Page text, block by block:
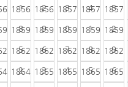
1 2 3 4 5
1856
8
1856
9
1857
0
1857
1
1857
2
1859
5
1859
6
1859
7
1859
8
1859
9
1862
2
1862
3
1862
4
1862
5
1862
6
1864 1865 1865 1865 1865